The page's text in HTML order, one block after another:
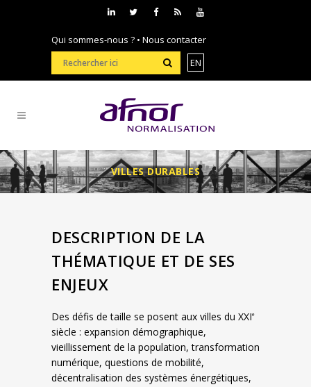
Qui sommes-nous ? • Nous contacter
EN
VILLES DURABLES
DESCRIPTION DE LA
THÉMATIQUE ET DE SES
ENJEUX
Des défis de taille se posent aux villes du XXIe
siècle : expansion démographique,
vieillissement de la population, transformation
numérique, questions de mobilité,
décentralisation des systèmes énergétiques,